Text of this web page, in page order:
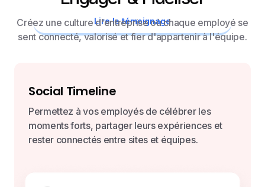
Lire le témoignage
Créez une culture d'entreprise où chaque employé se
sent connecté, valorisé et fier d'appartenir à l'équipe.
Social Timeline
Permettez à vos employés de célébrer les
moments forts, partager leurs expériences et
rester connectés entre sites et équipes.